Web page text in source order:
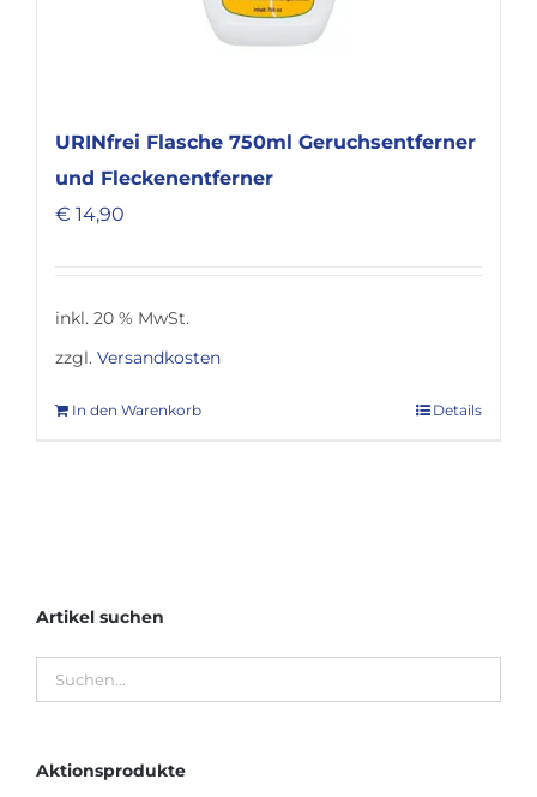
URINfrei Flasche 750ml Geruchsentferner
und Fleckenentferner
€ 14,90
inkl. 20 % MwSt.
zzgl. Versandkosten
In den Warenkorb Details
Artikel suchen
Aktionsprodukte